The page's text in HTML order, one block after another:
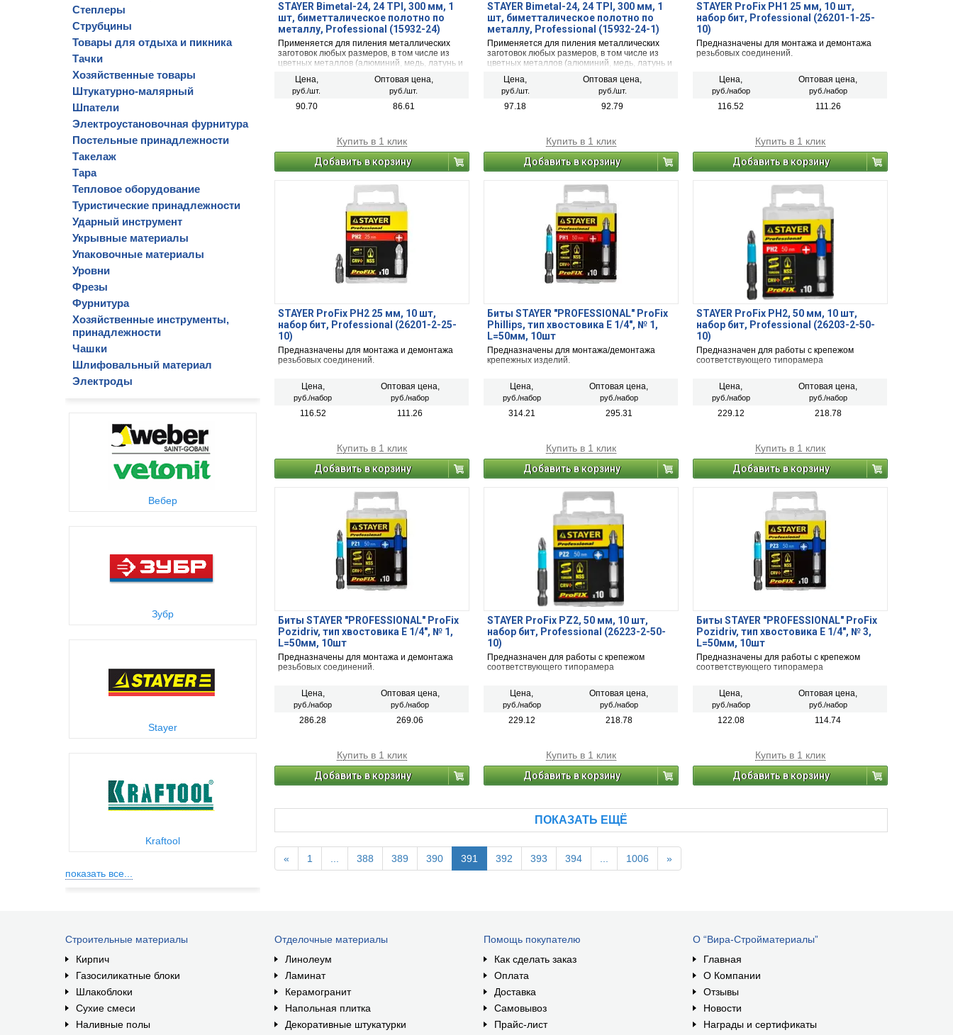
Степлеры
Струбцины
Товары для отдыха и пикника
Тачки
Хозяйственные товары
Штукатурно-малярный
Шпатели
Электроустановочная фурнитура
Постельные принадлежности
Такелаж
Тара
Тепловое оборудование
Туристические принадлежности
Ударный инструмент
Укрывные материалы
Упаковочные материалы
Уровни
Фрезы
Фурнитура
Хозяйственные инструменты,
принадлежности
Чашки
Шлифовальный материал
Электроды
Вебер
Зубр
Stayer
Kraftool
показать все...
STAYER Bimetal-24, 24 TPI, 300 мм, 1
шт, биметталическое полотно по
металлу, Professional (15932-24)
Применяется для пиления металлических
заготовок любых размеров, в том числе из
цветных металлов (алюминий, медь, латунь и
Цена,
руб./шт.
Оптовая цена,
руб./шт.
90.70 86.61
Купить в 1 клик
Добавить в корзину
STAYER Bimetal-24, 24 TPI, 300 мм, 1
шт, биметталическое полотно по
металлу, Professional (15932-24-1)
Применяется для пиления металлических
заготовок любых размеров, в том числе из
цветных металлов (алюминий, медь, латунь и
Цена,
руб./шт.
Оптовая цена,
руб./шт.
97.18 92.79
Купить в 1 клик
Добавить в корзину
STAYER ProFix PH1 25 мм, 10 шт,
набор бит, Professional (26201-1-25-
10)
Предназначены для монтажа и демонтажа
резьбовых соединений.
Цена,
руб./набор
Оптовая цена,
руб./набор
116.52 111.26
Купить в 1 клик
Добавить в корзину
STAYER ProFix PH2 25 мм, 10 шт,
набор бит, Professional (26201-2-25-
10)
Предназначены для монтажа и демонтажа
резьбовых соединений.
Цена,
руб./набор
Оптовая цена,
руб./набор
116.52 111.26
Купить в 1 клик
Добавить в корзину
Биты STAYER "PROFESSIONAL" ProFix
Phillips, тип хвостовика E 1/4", № 1,
L=50мм, 10шт
Предназначены для монтажа/демонтажа
крепежных изделий.
Цена,
руб./набор
Оптовая цена,
руб./набор
314.21 295.31
Купить в 1 клик
Добавить в корзину
STAYER ProFix PH2, 50 мм, 10 шт,
набор бит, Professional (26203-2-50-
10)
Предназначен для работы с крепежом
соответствующего типорамера
Цена,
руб./набор
Оптовая цена,
руб./набор
229.12 218.78
Купить в 1 клик
Добавить в корзину
Биты STAYER "PROFESSIONAL" ProFix
Pozidriv, тип хвостовика E 1/4", № 1,
L=50мм, 10шт
Предназначены для монтажа и демонтажа
резьбовых соединений.
Цена,
руб./набор
Оптовая цена,
руб./набор
286.28 269.06
Купить в 1 клик
Добавить в корзину
STAYER ProFix PZ2, 50 мм, 10 шт,
набор бит, Professional (26223-2-50-
10)
Предназначен для работы с крепежом
соответствующего типорамера
Цена,
руб./набор
Оптовая цена,
руб./набор
229.12 218.78
Купить в 1 клик
Добавить в корзину
Биты STAYER "PROFESSIONAL" ProFix
Pozidriv, тип хвостовика E 1/4", № 3,
L=50мм, 10шт
Предназначены для работы с крепежом
соответствующего типорамера
Цена,
руб./набор
Оптовая цена,
руб./набор
122.08 114.74
Купить в 1 клик
Добавить в корзину
ПОКАЗАТЬ ЕЩЁ
« 1 388 389 390 391 392 393 394 1006 »
Строительные материалы
Кирпич
Газосиликатные блоки
Шлакоблоки
Сухие смеси
Наливные полы
Отделочные материалы
Линолеум
Ламинат
Керамогранит
Напольная плитка
Декоративные штукатурки
Помощь покупателю
Как сделать заказ
Оплата
Доставка
Самовывоз
Прайс-лист
О “Вира-Стройматериалы”
Главная
О Компании
Отзывы
Новости
Награды и сертификаты